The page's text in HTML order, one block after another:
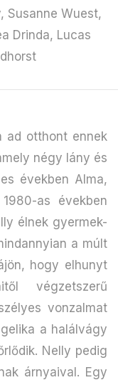
Susanne Wuest,
Drinda, Lucas
ad otthont ennek
négy lány és
években Alma,
as években
élnek gyermek-
a múlt
hogy elhunyt
végzetszerű
vonzalmat
a halálvágy
Nelly pedig
árnyaival. Egy